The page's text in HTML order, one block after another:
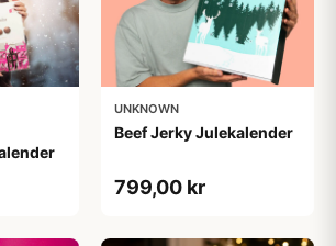
UNKNOWN
Beef Jerky Julekalender
799,00 kr